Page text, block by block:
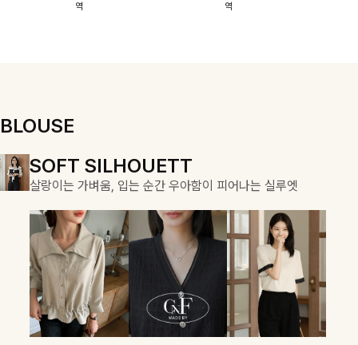
스에요🖤
역
할 수 있어요🤍
역
BLOUSE
SOFT SILHOUETT
살랑이는 가벼움, 입는 순간 우아함이 피어나는 실루엣
COZY ESSENTIAL
매일의 일상을 부드럽게 감싸줄 니트 컬렉션
DOUBLE THE JOY
함께할 때 더욱 완벽한, 합리적인 선택으로 채우는 즐거움